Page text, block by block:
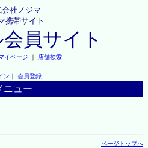
会社ノジマ
携帯サイト
員サイト
イページ ｜ 店舗検索
ン ｜ 会員登録
ニュー
ページトップへ